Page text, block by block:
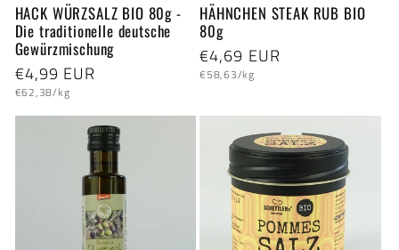
HACK WÜRZSALZ BIO 80g -
Die traditionelle deutsche
Gewürzmischung
Normaler
Preis
€4,99 EUR
Grundpreis
€62,38/kg
HÄHNCHEN STEAK RUB BIO
80g
Normaler
Preis
€4,69 EUR
Grundpreis
€58,63/kg